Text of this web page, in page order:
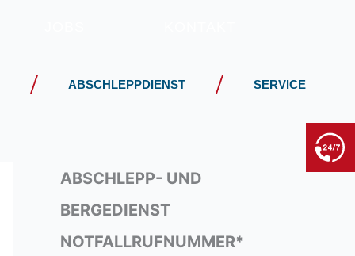
ABSCHLEPPDIENST SERVICE
ABSCHLEPP- UND
BERGEDIENST
NOTFALLRUFNUMMER*